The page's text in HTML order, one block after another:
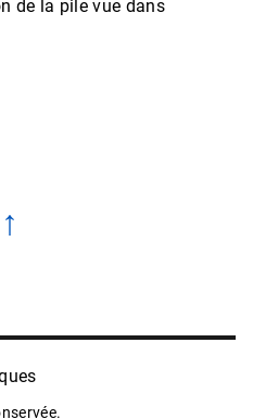
de la pile vue dans
↑